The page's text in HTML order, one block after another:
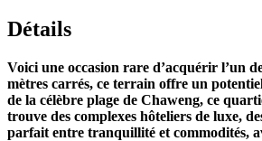
Détails
Voici une occasion rare d’acquérir l’un
mètres carrés, ce terrain offre un
de la célèbre plage de Chaweng, ce
trouve des complexes hôteliers de luxe,
parfait entre tranquillité et commodités,